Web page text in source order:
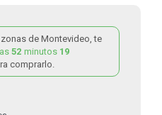
zonas de Montevideo, te
52 minutos 19
comprarlo.